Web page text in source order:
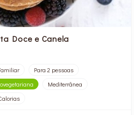
Doce e Canela
Para 2 pessoas
Mediterrânea